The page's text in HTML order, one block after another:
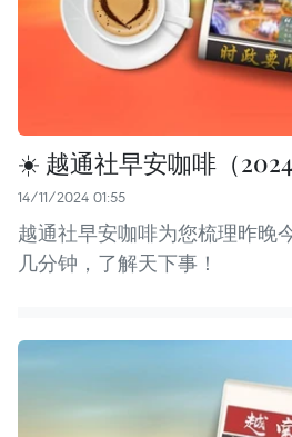
☀️ 越通社早安咖啡（
14/11/2024 01:55
越通社早安咖啡为您梳理昨晚
几分钟，了解天下事！